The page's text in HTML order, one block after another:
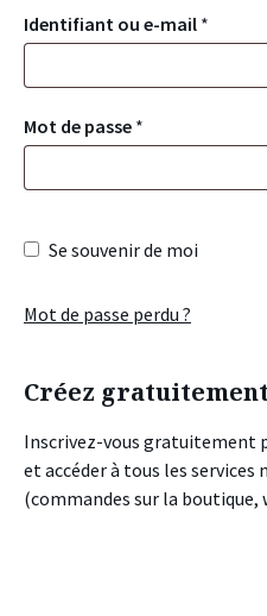
Identifiant ou e-mail *
Mot de passe *
Se souvenir de moi
Mot de passe perdu ?
Créez
Inscrivez-vous gratuitement
et accéder à tous les
(commandes sur la